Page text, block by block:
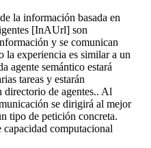
la información basada en
[InAUrl] son
y se comunican
la experiencia es similar a un
agente semántico estará
tareas y estarán
directorio de agentes.. Al
se dirigirá al mejor
tipo de petición concreta.
capacidad computacional